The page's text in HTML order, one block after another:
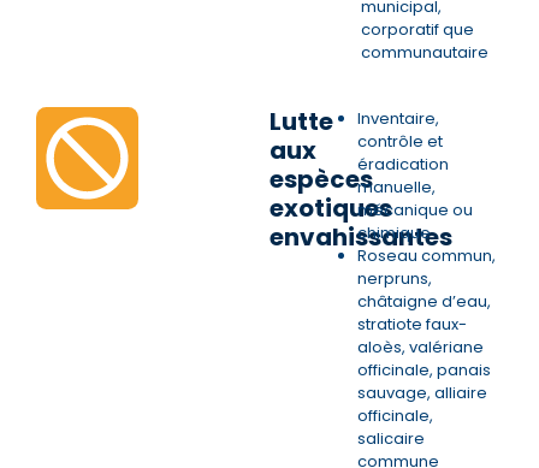
municipal,
corporatif que
communautaire
Lutte
aux
espèces
exotiques
envahissantes
Inventaire,
contrôle et
éradication
manuelle,
mécanique ou
chimique
Roseau commun,
nerpruns,
châtaigne d’eau,
stratiote faux-
aloès, valériane
officinale, panais
sauvage, alliaire
officinale,
salicaire
commune